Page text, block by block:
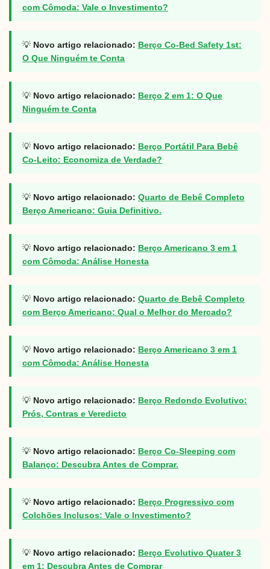
com Cômoda: Vale o Investimento?
💡 Novo artigo relacionado: Berço Co-Bed Safety 1st:
O Que Ninguém te Conta
💡 Novo artigo relacionado: Berço 2 em 1: O Que
Ninguém te Conta
💡 Novo artigo relacionado: Berço Portátil Para Bebê
Co-Leito: Economiza de Verdade?
💡 Novo artigo relacionado: Quarto de Bebê Completo
Berço Americano: Guia Definitivo.
💡 Novo artigo relacionado: Berço Americano 3 em 1
com Cômoda: Análise Honesta
💡 Novo artigo relacionado: Quarto de Bebê Completo
com Berço Americano: Qual o Melhor do Mercado?
💡 Novo artigo relacionado: Berço Americano 3 em 1
com Cômoda: Análise Honesta
💡 Novo artigo relacionado: Berço Redondo Evolutivo:
Prós, Contras e Veredicto
💡 Novo artigo relacionado: Berço Co-Sleeping com
Balanço: Descubra Antes de Comprar.
💡 Novo artigo relacionado: Berço Progressivo com
Colchões Inclusos: Vale o Investimento?
💡 Novo artigo relacionado: Berço Evolutivo Quater 3
em 1: Descubra Antes de Comprar